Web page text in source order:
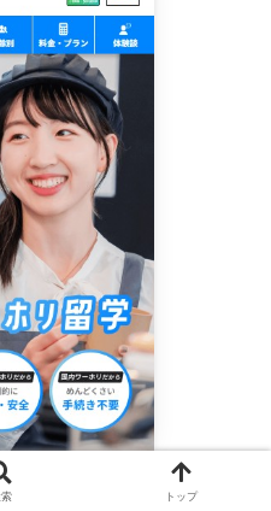
でワーホリを経験 ／
トップ